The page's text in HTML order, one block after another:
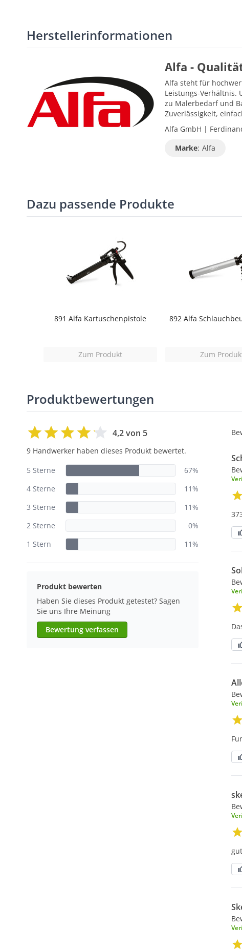
Herstellerinformationen
Alfa -
Alfa steht für
Leistungs-Verhältnis.
zu Malerbedarf und
Zuverlässigkeit,
Alfa GmbH |
Marke: Alfa
Dazu passende Produkte
891 Alfa Kartuschenpistole
Zum Produkt
892 Alfa
Zum
Produktbewertungen
4,2 von 5
9 Handwerker haben dieses Produkt bewertet.
5 Sterne
67%
4 Sterne
11%
3 Sterne
11%
2 Sterne
0%
1 Stern
11%
Produkt bewerten
Haben Sie dieses Produkt getestet? Sagen
Sie uns Ihre Meinung
Bewertung verfassen